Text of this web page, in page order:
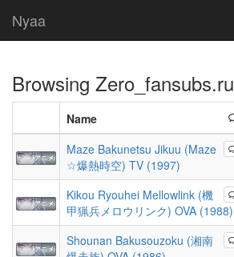
Nyaa
Browsing Zero_fansubs.ru
Name
Maze Bakunetsu Jikuu (Maze
☆爆熱時空) TV (1997)
Kikou Ryouhei Mellowlink (機
甲猟兵メロウリンク) OVA (1988)
Shounan Bakusouzoku (湘南